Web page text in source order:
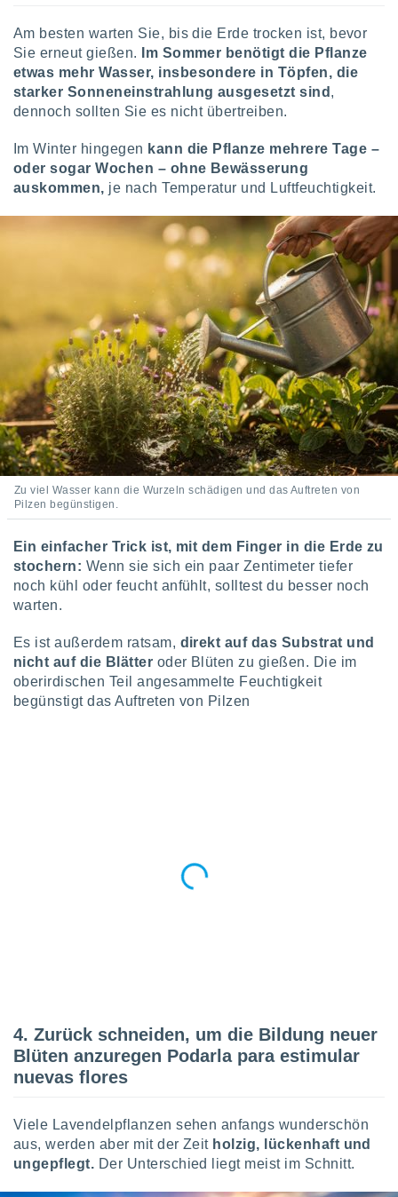
Am besten warten Sie, bis die Erde trocken ist, bevor
Sie erneut gießen.
Im Sommer benötigt die Pflanze
etwas mehr Wasser, insbesondere in Töpfen, die
starker Sonneneinstrahlung ausgesetzt sind ,
dennoch sollten Sie es nicht übertreiben.
Im Winter hingegen kann die Pflanze mehrere Tage –
oder sogar Wochen – ohne Bewässerung
auskommen, je nach Temperatur und Luftfeuchtigkeit.
Zu viel Wasser kann die Wurzeln schädigen und das Auftreten von
Pilzen begünstigen.
Ein einfacher Trick ist, mit dem Finger in die Erde zu
stochern: Wenn sie sich ein paar Zentimeter tiefer
noch kühl oder feucht anfühlt, solltest du besser noch
warten.
Es ist außerdem ratsam, direkt auf das Substrat und
nicht auf die Blätter oder Blüten zu gießen. Die im
oberirdischen Teil angesammelte Feuchtigkeit
begünstigt das Auftreten von Pilzen
4. Zurück schneiden, um die Bildung neuer
Blüten anzuregen Podarla para estimular
nuevas flores
Viele Lavendelpflanzen sehen anfangs wunderschön
aus, werden aber mit der Zeit holzig, lückenhaft und
ungepflegt. Der Unterschied liegt meist im Schnitt.